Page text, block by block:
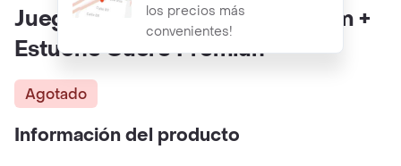
los precios más
convenientes!
Juego Mesa Backgammon 47cm +
Estuche Cuero Premiun
Agotado
Información del producto